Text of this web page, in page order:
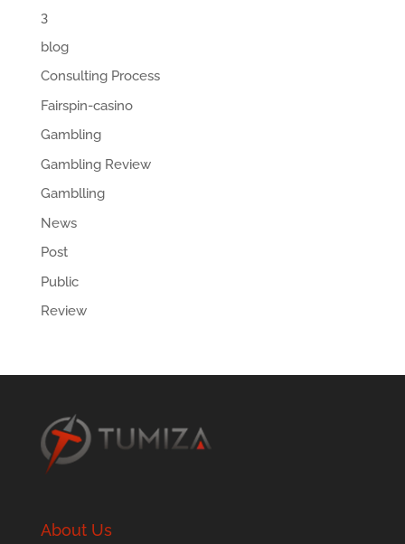
3
blog
Consulting Process
Fairspin-casino
Gambling
Gambling Review
Gamblling
News
Post
Public
Review
About Us